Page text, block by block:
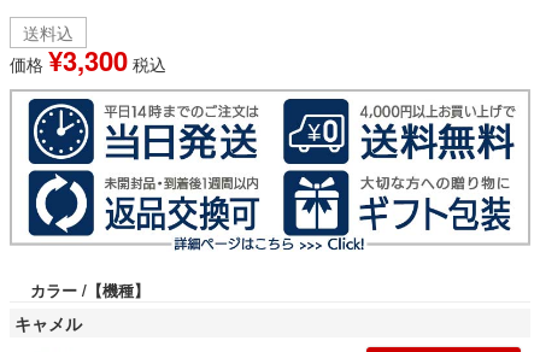
送料込
価格 ¥3,300 税込
カラー 【機種】
キャメル